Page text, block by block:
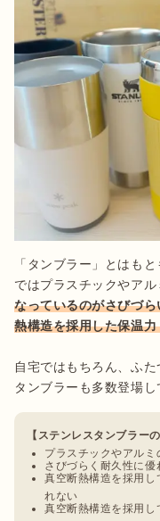
「タンブラー」とはも
ではプラスチックやアル
なっているのがさびづ
熱構造を採用した保温
自宅ではもちろん、ふ
タンブラーも多数登場し
【ステンレスタンブラーの
プラスチックやアル
さびづらく耐久性に優
真空断熱構造を採用
れない
真空断熱構造を採用